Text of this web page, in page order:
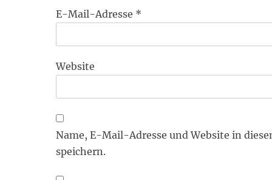
E-Mail-Adresse *
Website
Name, E-Mail-Adresse und Website in
speichern.